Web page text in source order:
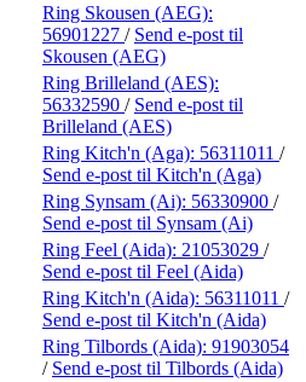
Ring Skousen (AEG):
56901227 / Send e-post til
Skousen (AEG)
Ring Brilleland (AES):
56332590 / Send e-post til
Brilleland (AES)
Ring Kitch'n (Aga): 56311011 /
Send e-post til Kitch'n (Aga)
Ring Synsam (Ai): 56330900 /
Send e-post til Synsam (Ai)
Ring Feel (Aida): 21053029 /
Send e-post til Feel (Aida)
Ring Kitch'n (Aida): 56311011 /
Send e-post til Kitch'n (Aida)
Ring Tilbords (Aida): 91903054
/ Send e-post til Tilbords (Aida)